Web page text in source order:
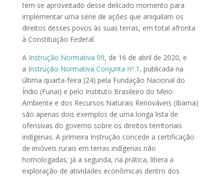
tem se aproveitado desse delicado momento para
implementar uma série de ações que aniquilam os
direitos desses povos às suas terras, em total afronta
à Constituição Federal.
A Instrução Normativa 09, de 16 de abril de 2020, e
a Instrução Normativa Conjunta nº 1 , publicada na
última quarta-feira (24) pela Fundação Nacional do
Índio (Funai) e pelo Instituto Brasileiro do Meio
Ambiente e dos Recursos Naturais Renováveis (Ibama)
são apenas dois exemplos de uma longa lista de
ofensivas do governo sobre os direitos territoriais
indígenas. A primeira Instrução concede a certificação
de imóveis rurais em terras indígenas não
homologadas; já a segunda, na prática, libera a
exploração de atividades econômicas dentro dos